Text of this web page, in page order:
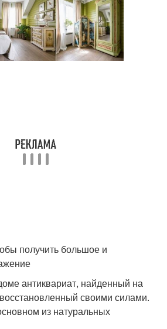
получить большое и
антиквариат, найденный на
своими силами.
из натуральных